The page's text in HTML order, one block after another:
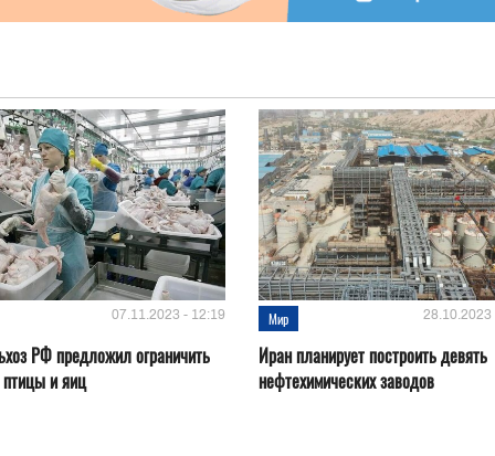
07.11.2023 - 12:19
РФ предложил ограничить
птицы и яиц
Мир 28.10.2023
Иран планирует построить девять
нефтехимических заводов